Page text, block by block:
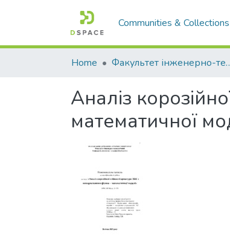
Communities & Collections
Home Факультет
Аналіз
математичної